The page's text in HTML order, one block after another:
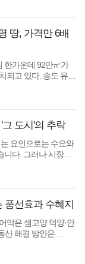
땅, 가격만 6배
한가운데 92만㎡가
되고 있다. 송도 유원
상스’ 사업지로, 특히
도시'의 추락
요인으로는 수요와
다. 그러나 시장을
지 않는 또 다른 동
풍선효과 수혜지
막은 셈고양 덕양·안
산 해결 방안은
4개 노선 짓는다 [땅